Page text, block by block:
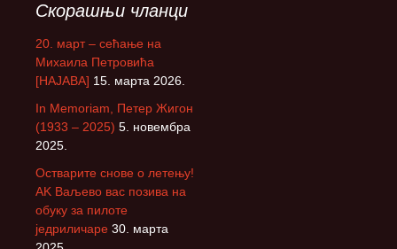
Скорашњи чланци
20. март – сећање на
Михаила Петровића
[НАЈАВА] 15. марта 2026.
In Memoriam, Петер Жигон
(1933 – 2025) 5. новембра
2025.
Остварите снове о летењу!
АK Ваљево вас позива на
обуку за пилоте
једриличаре 30. марта